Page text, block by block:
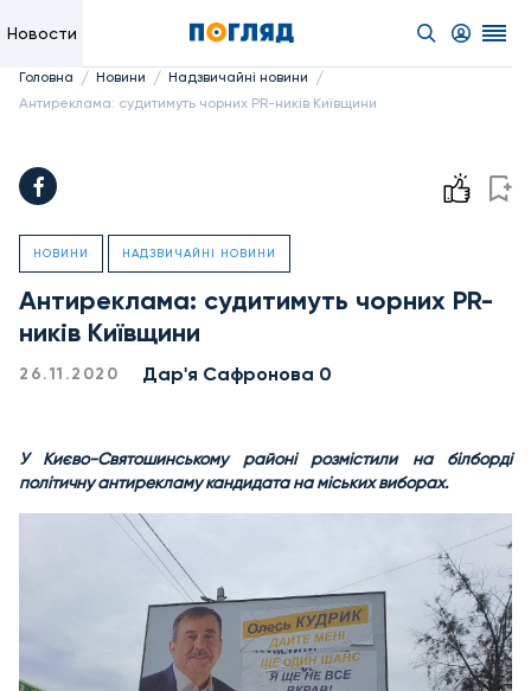
Новости
Головна / Новини / Надзвичайні новини /
Антиреклама: судитимуть чорних PR-ників Київщини
НОВИНИ НАДЗВИЧАЙНІ НОВИНИ
Антиреклама: судитимуть чорних PR-
ників Київщини
26.11.2020 Дар'я Сафронова 0
У Києво-Святошинському районі розмістили на білборді
політичну антирекламу кандидата на міських виборах.